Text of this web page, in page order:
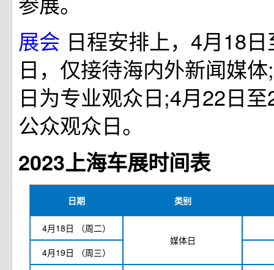
展会 日程安排上，4月18
日，仅接待海内外新闻媒
日为专业观众日;4月22日
公众观众日。
2023上海车展时间表
日期 类别
4月18日
（周二）
媒体日
4月19日
（周三）